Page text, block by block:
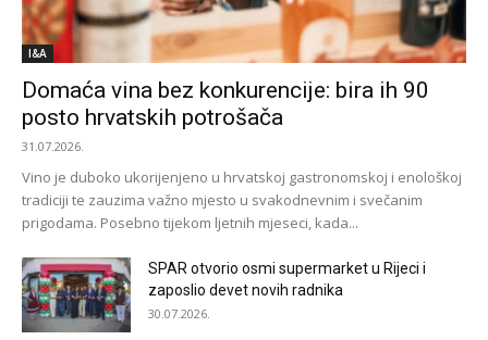
I&A
Domaća vina bez konkurencije: bira ih 90
posto hrvatskih potrošača
31.07.2026.
Vino je duboko ukorijenjeno u hrvatskoj gastronomskoj i enološkoj
tradiciji te zauzima važno mjesto u svakodnevnim i svečanim
prigodama. Posebno tijekom ljetnih mjeseci, kada...
SPAR otvorio osmi supermarket u Rijeci i
zaposlio devet novih radnika
30.07.2026.